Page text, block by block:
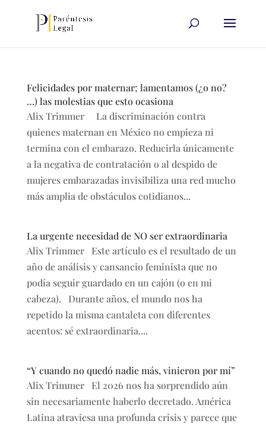
Felicidades por maternar; lamentamos (¿o no?
…) las molestias que esto ocasiona
Alix Trimmer La discriminación contra
quienes maternan en México no empieza ni
termina con el embarazo. Reducirla únicamente
a la negativa de contratación o al despido de
mujeres embarazadas invisibiliza una red mucho
más amplia de obstáculos cotidianos...
La urgente necesidad de NO ser extraordinaria
Alix Trimmer Este artículo es el resultado de un
año de análisis y cansancio feminista que no
podía seguir guardado en un cajón (o en mi
cabeza). Durante años, el mundo nos ha
repetido la misma cantaleta con diferentes
acentos: sé extraordinaria....
“Y cuando no quedó nadie más, vinieron por mí”
Alix Trimmer El 2026 nos ha sorprendido aún
sin necesariamente haberlo decretado. América
Latina atraviesa una profunda crisis y parece que